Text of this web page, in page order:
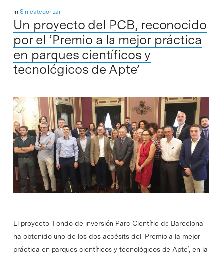
In Sin categorizar
Un proyecto del PCB, reconocido
por el ‘Premio a la mejor práctica
en parques científicos y
tecnológicos de Apte’
El proyecto 'Fondo de inversión Parc Científic de Barcelona'
ha obtenido uno de los dos accésits del 'Premio a la mejor
práctica en parques científicos y tecnológicos de Apte´, en la